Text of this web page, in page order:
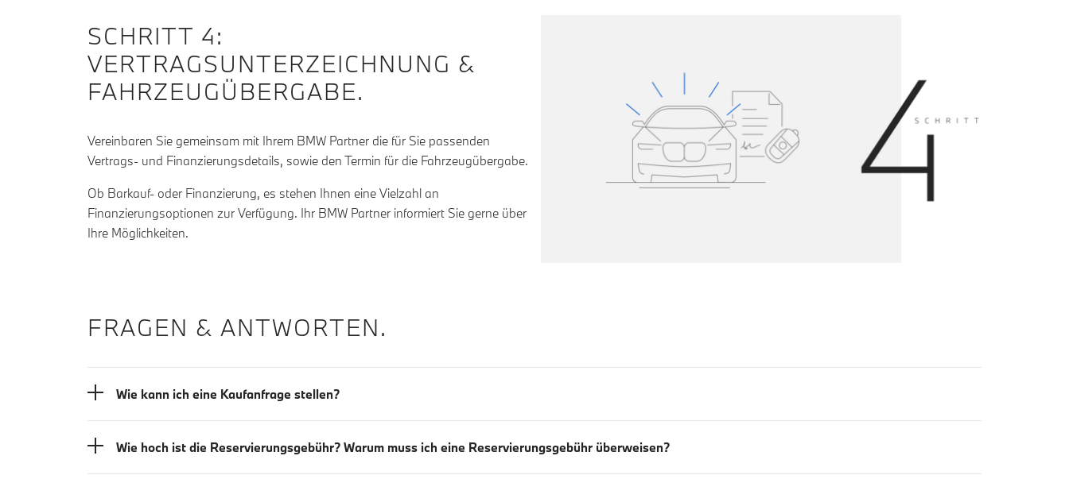
SCHRITT 4:
VERTRAGSUNTERZEICHNUNG &
FAHRZEUGÜBERGABE.
Vereinbaren Sie gemeinsam mit Ihrem BMW Partner die für Sie passenden
Vertrags- und Finanzierungsdetails, sowie den Termin für die Fahrzeugübergabe.
Ob Barkauf- oder Finanzierung, es stehen Ihnen eine Vielzahl an
Finanzierungsoptionen zur Verfügung. Ihr BMW Partner informiert Sie gerne über
Ihre Möglichkeiten.
FRAGEN & ANTWORTEN.
Wie kann ich eine Kaufanfrage stellen?
Wie hoch ist die Reservierungsgebühr? Warum muss ich eine Reservierungsgebühr überweisen?